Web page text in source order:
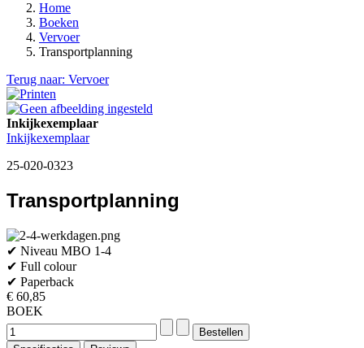
Home
Boeken
Vervoer
Transportplanning
Terug naar: Vervoer
Inkijkexemplaar
Inkijkexemplaar
25-020-0323
Transportplanning
✔ Niveau MBO 1-4
✔ Full colour
✔ Paperback
€ 60,85
BOEK